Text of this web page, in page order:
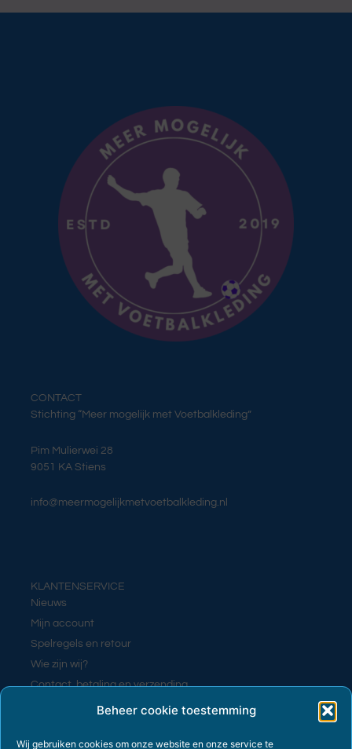
Beheer cookie toestemming
Wij gebruiken cookies om onze website en onze service te
CONTACT
Stichting “Meer mogelijk met Voetbalkleding”
Pim Mulierwei 28
9051 KA Stiens
info@meermogelijkmetvoetbalkleding.nl
KLANTENSERVICE
Nieuws
Mijn account
Spelregels en retour
Wie zijn wij?
Contact, betaling en verzending